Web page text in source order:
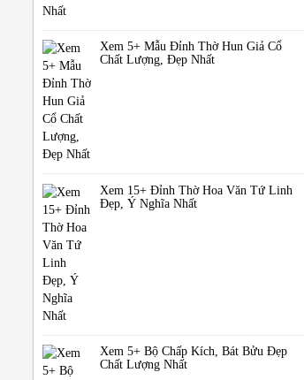
Xem 5+ Mẫu Đỉnh Thờ Hun Giả Cổ
Chất Lượng, Đẹp Nhất
Xem 15+ Đỉnh Thờ Hoa Văn Tứ Linh
Đẹp, Ý Nghĩa Nhất
Xem 5+ Bộ Chấp Kích, Bát Bửu Đẹp
Chất Lượng Nhất